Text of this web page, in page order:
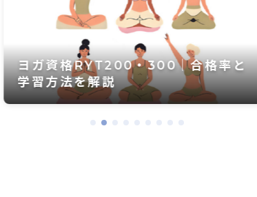
【最高の朝をむかえるために】寝る前
瞑想の効果とベッドで簡単にできる
瞑想のやり方